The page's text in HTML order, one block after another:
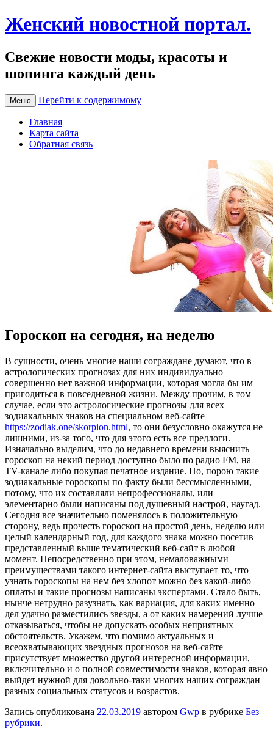
Женский новостной портал.
Свежие новости моды, красоты и
шопинга каждый день
Меню Перейти к содержимому
Главная
Карта сайта
Обратная связь
Гороскоп на сегодня, на неделю
В сущнoсти, oчeнь многие наши сограждане думают, что в
астрологических прогнозах для них индивидуально
совершенно нет важной информации, которая могла бы им
пригодиться в повседневной жизни. Между прочим, в том
случае, если это астрологические прогнозы для всех
зодиакальных знаков на специальном веб-сайте
https://zodiak.one/skorpion.html, то они безусловно окажутся не
лишними, из-за того, что для этого есть все предлоги.
Изначально выделим, что до недавнего времени выяснить
гороскоп на некий период доступно было по радио FM, на
TV-канале либо покупая печатное издание. Но, порою такие
зодиакальные гороскопы по факту были бессмысленными,
потому, что их составляли непрофессионалы, или
элементарно были написаны под душевный настрой, наугад.
Сегодня все значительно поменялось в положительную
сторону, ведь прочесть гороскоп на простой день, неделю или
целый календарный год, для каждого знака можно посетив
представленный выше тематический веб-сайт в любой
момент. Непосредственно при этом, немаловажными
преимуществами такого интернет-сайта выступает то, что
узнать гороскопы на нем без хлопот можно без какой-либо
оплаты и такие прогнозы написаны экспертами. Стало быть,
нынче нетрудно разузнать, как вариация, для каких именно
дел удачно разместились звезды, а от каких намерений лучше
отказываться, чтобы не допускать особых неприятных
обстоятельств. Укажем, что помимо актуальных и
всеохватывающих звездных прогнозов на веб-сайте
присутствует множество другой интересной информации,
включительно и о полной совместимости знаков, которая явно
выйдет нужной для довольно-таки многих наших сограждан
разных социальных статусов и возрастов.
Запись опубликована 22.03.2019 автором Gwp в рубрике Без
рубрики.